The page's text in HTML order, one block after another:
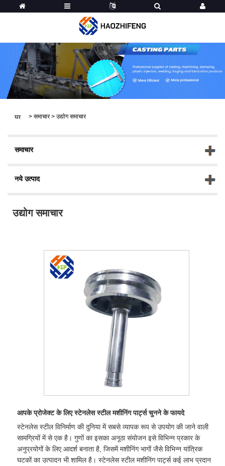
घर > समाचार > उद्योग समाचार
समाचार
नये उत्पाद
उद्योग समाचार
​आपके प्रोजेक्ट के लिए स्टेनलेस स्टील मशीनिंग पार्ट्स चुनने के फायदे
स्टेनलेस स्टील विनिर्माण की दुनिया में सबसे व्यापक रूप से उपयोग की जाने वाली
सामग्रियों में से एक है। गुणों का इसका अनूठा संयोजन इसे विभिन्न प्रकार के
अनुप्रयोगों के लिए आदर्श बनाता है, जिसमें मशीनिंग भागों जैसे विभिन्न यांत्रिक
घटकों का उत्पादन भी शामिल है। स्टेनलेस स्टील मशीनिंग पार्ट्स कई लाभ प्रदान